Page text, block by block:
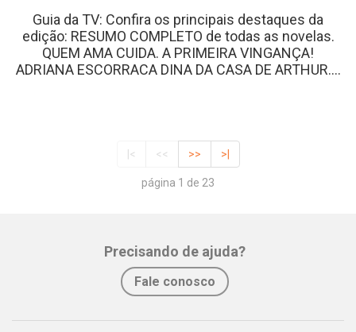
Guia da TV: Confira os principais destaques da
edição: RESUMO COMPLETO de todas as novelas.
QUEM AMA CUIDA. A PRIMEIRA VINGANÇA!
ADRIANA ESCORRACA DINA DA CASA DE ARTHUR....
|< << >> >|
página 1 de 23
Precisando de ajuda?
Fale conosco